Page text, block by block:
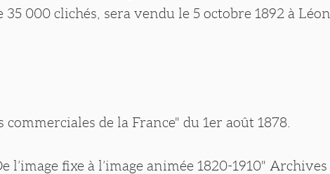
35 000 clichés, sera vendu le 5 octobre 1892 à Léon
commerciales de la France" du 1er août 1878.
l’image fixe à l’image animée 1820-1910" Archives